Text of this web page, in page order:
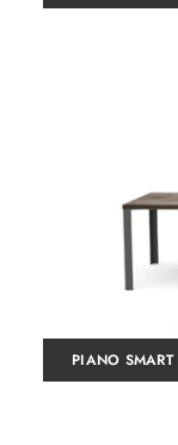
PIANO SMART